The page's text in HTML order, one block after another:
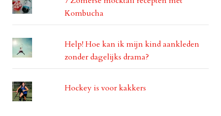
Kombucha
Help! Hoe kan ik mijn kind aankleden
zonder dagelijks drama?
Hockey is voor kakkers